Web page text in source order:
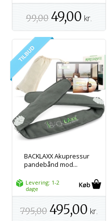
99,00 49,00 kr.
BACKLAXX Akupressur
pandebånd mod...
Levering: 1-2
dage
795,00 495,00 kr.